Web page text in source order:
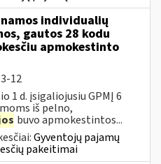
individualių
gautos 28 kodu
apmokestinto
12
1 d. įsigaliojusiu GPMĮ 6
iš pelno,
buvo apmokestintos...
Gyventojų pajamų
pakeitimai